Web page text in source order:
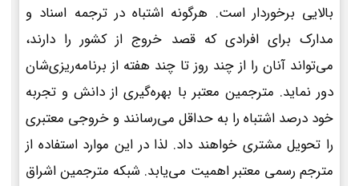
بالایی برخوردار است. هرگونه اشتباه در ترجمه اسناد و
مدارک برای افرادی که قصد خروج از کشور را دارند،
می‌تواند آنان را از چند روز تا چند هفته از برنامه‌ریزی‌شان
دور نماید. مترجمین معتبر با بهره‌گیری از دانش و تجربه
خود درصد اشتباه را به حداقل می‌رسانند و خروجی معتبری
را تحویل مشتری خواهند داد. لذا در این موارد استفاده از
مترجم رسمی معتبر اهمیت می‌یابد. شبکه مترجمین اشراق